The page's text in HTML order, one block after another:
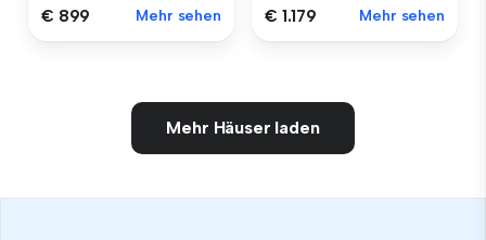
€ 899 Mehr sehen € 1.179 Mehr sehen
Mehr Häuser laden